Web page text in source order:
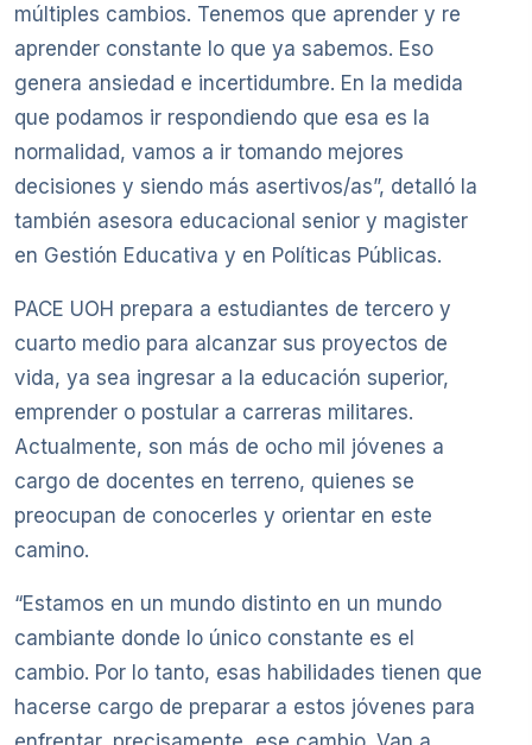
múltiples cambios. Tenemos que aprender y re
aprender constante lo que ya sabemos. Eso
genera ansiedad e incertidumbre. En la medida
que podamos ir respondiendo que esa es la
normalidad, vamos a ir tomando mejores
decisiones y siendo más asertivos/as”, detalló la
también asesora educacional senior y magister
en Gestión Educativa y en Políticas Públicas.
PACE UOH prepara a estudiantes de tercero y
cuarto medio para alcanzar sus proyectos de
vida, ya sea ingresar a la educación superior,
emprender o postular a carreras militares.
Actualmente, son más de ocho mil jóvenes a
cargo de docentes en terreno, quienes se
preocupan de conocerles y orientar en este
camino.
“Estamos en un mundo distinto en un mundo
cambiante donde lo único constante es el
cambio. Por lo tanto, esas habilidades tienen que
hacerse cargo de preparar a estos jóvenes para